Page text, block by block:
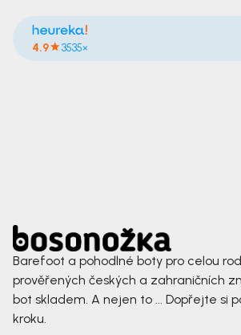
4.9 3535×
Barefoot a pohodlné boty pro celou
prověřených českých a zahraničních
bot skladem. A nejen to ... Dopřejte si
kroku.